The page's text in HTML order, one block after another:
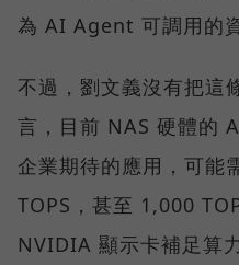
為 AI Agent 可調用的
不過，劉文義沒有把這
言，目前 NAS 硬體的
企業期待的應用，可能
TOPS，甚至 1,000
NVIDIA 顯示卡補足算